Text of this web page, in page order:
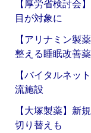
【厚労省検討会
目が対象に
【アリナミン製
整える睡眠改善薬
【バイタルネッ
流施設
【大塚製薬】新
切り替えも